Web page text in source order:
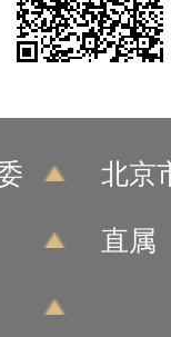
北京
直属